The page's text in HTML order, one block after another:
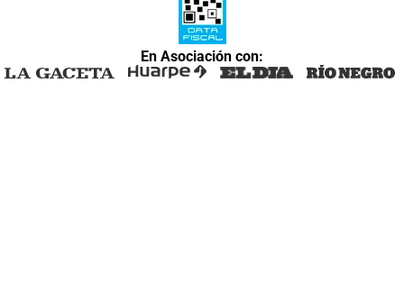
En Asociación con: